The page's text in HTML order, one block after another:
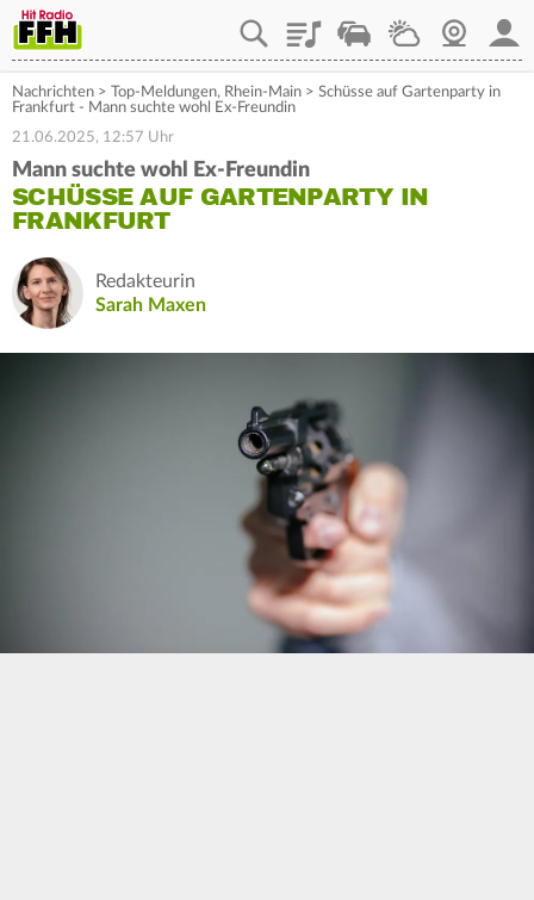
PlaylistStaupilotWetterWebcam
Nachrichten > Top-Meldungen, Rhein-Main > Schüsse auf Gartenparty in
Frankfurt - Mann suchte wohl Ex-Freundin
21.06.2025, 12:57 Uhr
Mann suchte wohl Ex-Freundin
SCHÜSSE AUF GARTENPARTY IN
FRANKFURT
Redakteurin
Sarah Maxen